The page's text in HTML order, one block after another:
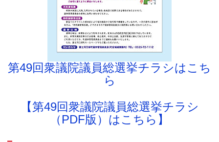
第49回衆議院議員総選挙チラシはこち
ら
【第49回衆議院議員総選挙チラシ
（PDF版）はこちら】